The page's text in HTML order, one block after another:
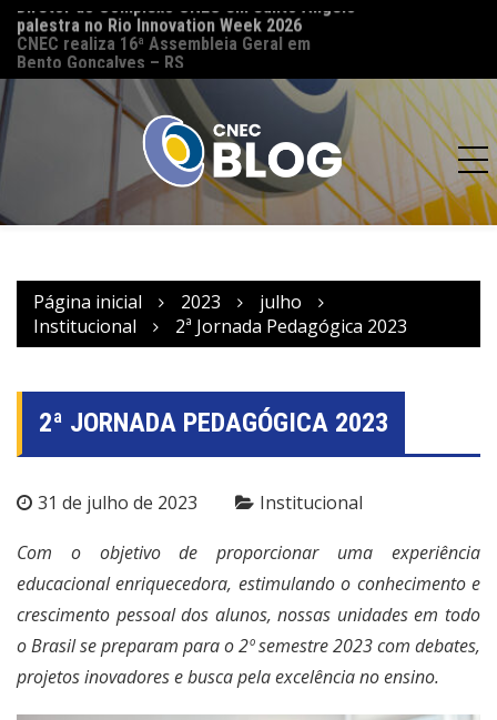
palestra no Rio Innovation Week 2026
CNEC realiza 16ª Assembleia Geral em
Bento Gonçalves – RS
Página inicial 2023
julho
Institucional
2ª Jornada Pedagógica 2023
2ª JORNADA PEDAGÓGICA 2023
31 de julho de 2023 Institucional
Com o objetivo de proporcionar uma experiência
educacional enriquecedora, estimulando o conhecimento e
crescimento pessoal dos alunos, nossas unidades em todo
o Brasil se preparam para o 2º semestre 2023 com debates,
projetos inovadores e busca pela excelência no ensino.